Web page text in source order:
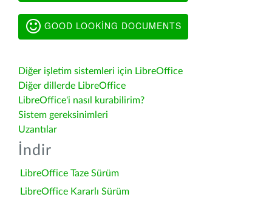
GOOD LOOKING DOCUMENTS
Diğer işletim sistemleri için LibreOffice
Diğer dillerde LibreOffice
LibreOffice'i nasıl kurabilirim?
Sistem gereksinimleri
Uzantılar
İndir
LibreOffice Taze Sürüm
LibreOffice Kararlı Sürüm